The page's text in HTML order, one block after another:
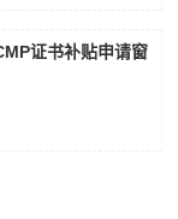
证书补贴申请窗